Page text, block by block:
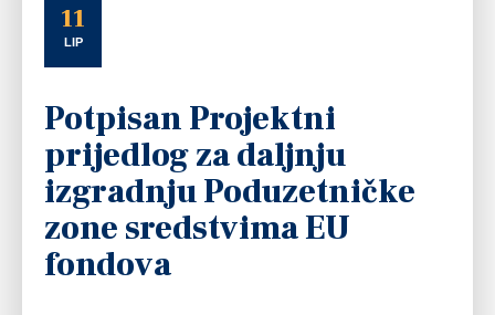
11
LIP
Potpisan Projektni
prijedlog za daljnju
izgradnju Poduzetničke
zone sredstvima EU
fondova